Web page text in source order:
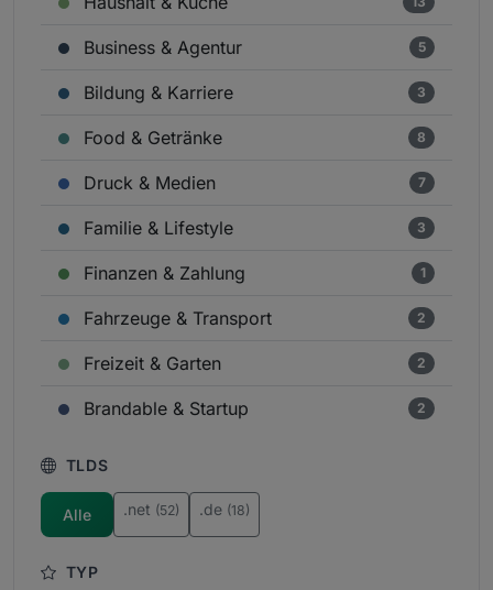
Business & Agentur 5
Bildung & Karriere 3
Food & Getränke 8
Druck & Medien 7
Familie & Lifestyle 3
Finanzen & Zahlung 1
Fahrzeuge & Transport 2
Freizeit & Garten 2
Brandable & Startup 2
TLDS
Alle .net (52) .de (18)
TYP